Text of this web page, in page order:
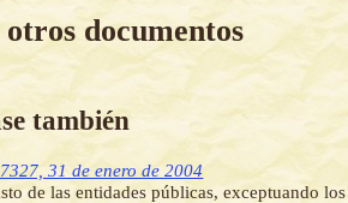
documentos
también
31 de enero de 2004
de las entidades públicas, exceptuando